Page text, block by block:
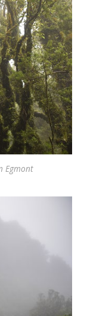
Egmont